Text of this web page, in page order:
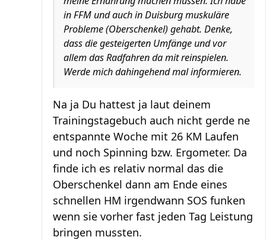
in FFM und auch in Duisburg muskuläre
Probleme (Oberschenkel) gehabt. Denke,
dass die gesteigerten Umfänge und vor
allem das Radfahren da mit reinspielen.
Werde mich dahingehend mal informieren.
Na ja Du hattest ja laut deinem
Trainingstagebuch auch nicht gerde ne
entspannte Woche mit 26 KM Laufen
und noch Spinning bzw. Ergometer. Da
finde ich es relativ normal das die
Oberschenkel dann am Ende eines
schnellen HM irgendwann SOS funken
wenn sie vorher fast jeden Tag Leistung
bringen mussten.